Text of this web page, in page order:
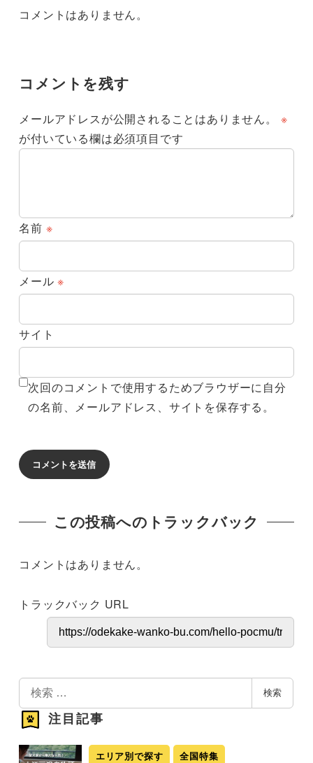
コメントはありません。
コメントを残す
メールアドレスが公開されることはありません。
※
が付いている欄は必須項目です
名前 ※
メール※
サイト
次回のコメントで使用するためブラウザーに自分
の名前、メールアドレス、サイトを保存する。
この投稿へのトラックバック
コメントはありません。
トラックバック URL
検
索
検索
注目記事
エリア別で探す 全国特集